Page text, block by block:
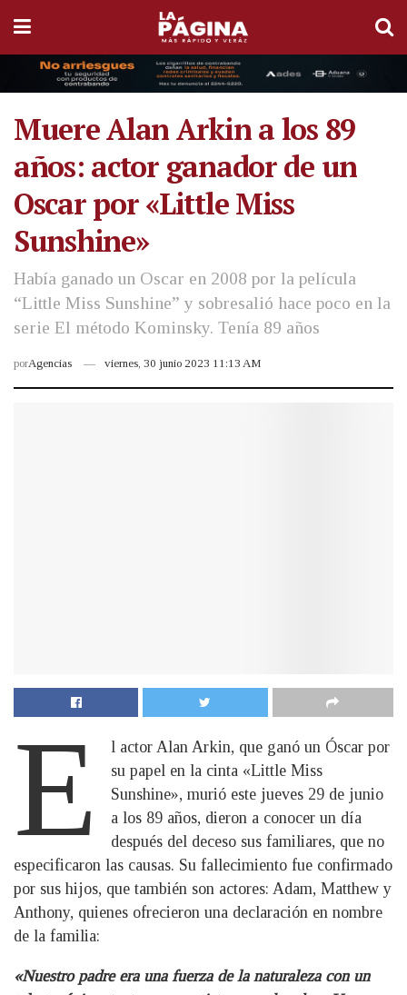
Muere Alan Arkin a los 89
años: actor ganador de un
Oscar por «Little Miss
Sunshine»
Había ganado un Oscar en 2008 por la película
“Little Miss Sunshine” y sobresalió hace poco en la
serie El método Kominsky. Tenía 89 años
porAgencias viernes, 30 junio 2023 11:13 AM
E
l actor Alan Arkin, que ganó un Óscar por
su papel en la cinta «Little Miss
Sunshine», murió este jueves 29 de junio
a los 89 años, dieron a conocer un día
después del deceso sus familiares, que no
especificaron las causas. Su fallecimiento fue confirmado
por sus hijos, que también son actores: Adam, Matthew y
Anthony, quienes ofrecieron una declaración en nombre
de la familia:
«Nuestro padreera una fuerza de la naturaleza con un